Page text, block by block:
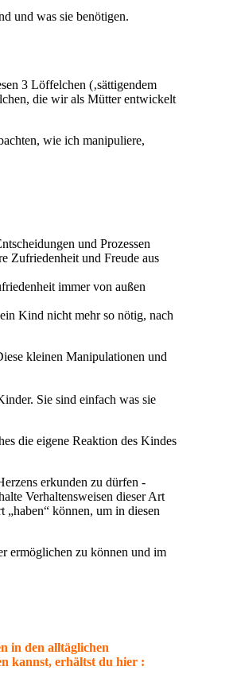
und was sie benötigen.
3 Löffelchen (‚sättigendem
die wir als Mütter entwickelt
wie ich manipuliere,
und Prozessen
Zufriedenheit und Freude aus
immer von außen
Kind nicht mehr so nötig, nach
kleinen Manipulationen und
Sie sind einfach was sie
die eigene Reaktion des Kindes
erkunden zu dürfen -
Verhaltensweisen dieser Art
können, um in diesen
ermöglichen zu können und im
in den alltäglichen
kannst, erhältst du hier :